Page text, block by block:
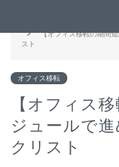
【オフィス移転の期間
スト
オフィス移転
【オフィス
ジュールで
クリスト